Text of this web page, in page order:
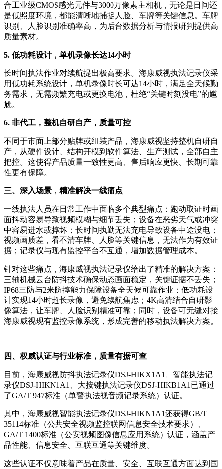
合工业级CMOS感光元件与3000万像素主相机，无论是日间还
是低照度环境，都能清晰地捕捉人脸、车牌等关键信息。车牌
识别、人脸识别准确率高，为后台数据分析与情报研判提供高
质量素材。
5. 低功耗设计，单机录像长达14小时
长时间执法作业对续航提出极高要求。海康威视执法记录仪采
用低功耗系统设计，单机录像时长可达14小时，满足全天候勤
务需求，无需频繁充电或更换电池，杜绝“关键时刻没电”的尴
尬。
6. 非代工，整机自研自产，质量可控
不同于市面上部分贴牌或组装产品，海康威视坚持整机自研自
产，从硬件设计、结构开模到软件算法、生产测试，全部自主
把控。这使得产品质量一致性更高、售后响应更快、长期可靠
性更有保障。
三、深入场景，精准解决一线痛点
一线执法人员在日常工作中面临多个典型痛点：跑动取证时画
面抖动容易导致视频模糊与细节丢失；设备在恶劣天气或冲突
中容易进水或摔坏；长时间执勤无法充电导致设备中途没电；
视频画质差，看不清车牌、人脸等关键信息，无法作为有效证
据；记录仪与现有监控平台不互通，增加数据管理成本。
针对这些痛点，海康威视执法记录仪给出了精准的解决方案：
三轴机械云台防抖技术确保动态画面稳定，关键证据不丢失；
IP68三防与2米防摔能力保障设备全天候可靠作业；低功耗设
计实现14小时超长录像，避免续航焦虑；4K高清结合自研影
像算法，让车牌、人脸识别精准可靠；同时，设备可无缝对接
海康威视现有监控录像系统，形成完善的移动执法解决方案。
四、权威认证与行业标准，质量有据可查
目前，海康威视防抖执法记录仪DSJ-HIKX1A1、智能执法记
录仪DSJ-HIKN1A1、大按键执法记录仪DSJ-HIKB1A1已通过
了GA/T 947标准（单警执法视音频记录系统）认证。
其中，海康威视智能执法记录仪DSJ-HIKN1A1还获得GB/T
35114标准（公共安全视频监控联网信息安全技术要求）、
GA/T 1400标准（公安视频图像信息应用系统）认证，涵盖产
品性能、信息安全、互联互通等关键维度。
这些认证不仅意味着产品在质量、安全、互联互通方面达到国